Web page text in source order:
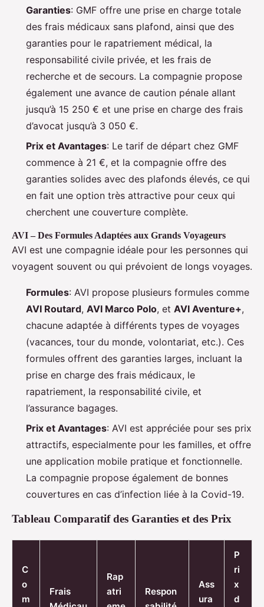
Garanties: GMF offre une prise en charge totale
des frais médicaux sans plafond, ainsi que des
garanties pour le rapatriement médical, la
responsabilité civile privée, et les frais de
recherche et de secours. La compagnie propose
également une avance de caution pénale allant
jusqu’à 15 250 € et une prise en charge des frais
d’avocat jusqu’à 3 050 €.
Prix et Avantages: Le tarif de départ chez GMF
commence à 21 €, et la compagnie offre des
garanties solides avec des plafonds élevés, ce qui
en fait une option très attractive pour ceux qui
cherchent une couverture complète.
AVI – Des Formules Adaptées aux Grands Voyageurs
AVI est une compagnie idéale pour les personnes qui
voyagent souvent ou qui prévoient de longs voyages.
Formules: AVI propose plusieurs formules comme
AVI Routard, AVI Marco Polo, et AVI Aventure+,
chacune adaptée à différents types de voyages
(vacances, tour du monde, volontariat, etc.). Ces
formules offrent des garanties larges, incluant la
prise en charge des frais médicaux, le
rapatriement, la responsabilité civile, et
l’assurance bagages.
Prix et Avantages: AVI est appréciée pour ses prix
attractifs, especialmente pour les familles, et offre
une application mobile pratique et fonctionnelle.
La compagnie propose également de bonnes
couvertures en cas d’infection liée à la Covid-19.
Tableau Comparatif des Garanties et des Prix
C
o
m
Frais
Rap
atri
Respon
Ass
ura
P
ri
x
d